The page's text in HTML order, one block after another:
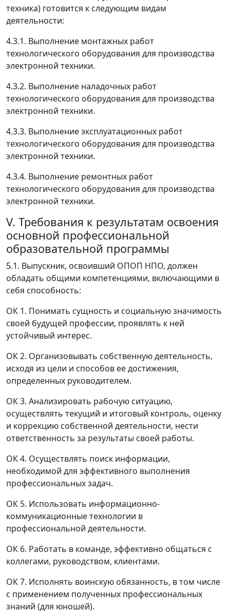
техника) готовится к следующим видам
деятельности:
4.3.1. Выполнение монтажных работ
технологического оборудования для производства
электронной техники.
4.3.2. Выполнение наладочных работ
технологического оборудования для производства
электронной техники.
4.3.3. Выполнение эксплуатационных работ
технологического оборудования для производства
электронной техники.
4.3.4. Выполнение ремонтных работ
технологического оборудования для производства
электронной техники.
V. Требования к результатам освоения
основной профессиональной
образовательной программы
5.1. Выпускник, освоивший ОПОП НПО, должен
обладать общими компетенциями, включающими в
себя способность:
ОК 1. Понимать сущность и социальную значимость
своей будущей профессии, проявлять к ней
устойчивый интерес.
ОК 2. Организовывать собственную деятельность,
исходя из цели и способов ее достижения,
определенных руководителем.
ОК 3. Анализировать рабочую ситуацию,
осуществлять текущий и итоговый контроль, оценку
и коррекцию собственной деятельности, нести
ответственность за результаты своей работы.
ОК 4. Осуществлять поиск информации,
необходимой для эффективного выполнения
профессиональных задач.
ОК 5. Использовать информационно-
коммуникационные технологии в
профессиональной деятельности.
ОК 6. Работать в команде, эффективно общаться с
коллегами, руководством, клиентами.
ОК 7. Исполнять воинскую обязанность, в том числе
с применением полученных профессиональных
знаний (для юношей).